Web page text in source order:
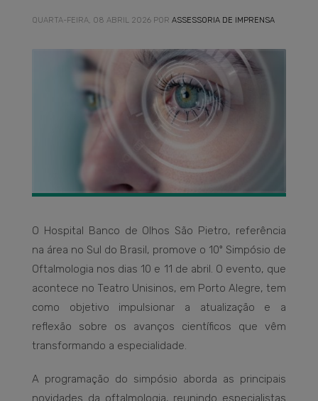
QUARTA-FEIRA, 08 ABRIL 2026 POR ASSESSORIA DE IMPRENSA
O Hospital Banco de Olhos São Pietro, referência
na área no Sul do Brasil, promove o 10º Simpósio de
Oftalmologia nos dias 10 e 11 de abril. O evento, que
acontece no Teatro Unisinos, em Porto Alegre, tem
como objetivo impulsionar a atualização e a
reflexão sobre os avanços científicos que vêm
transformando a especialidade.
A programação do simpósio aborda as principais
novidades da oftalmologia, reunindo especialistas